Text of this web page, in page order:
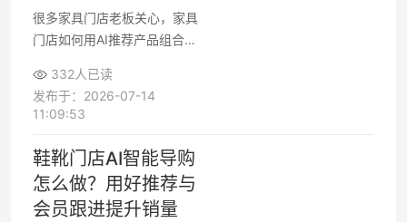
很多家具门店老板关心，家具
门店如何用AI推荐产品组合，
明显提升客单价。线下卖场只
要有基础的商品数据和简单硬
购工具，为顾客生成适合其户
型、预算和风格的家居搭配方
案，帮助顾客更快决策整套购
买，而不是零散买单件家具。
332人已读
发布于：2026-07-14
11:09:53
鞋靴门店AI智能导购
怎么做？用好推荐与
会员跟进提升销量